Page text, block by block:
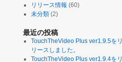
リリース情報 (60)
未分類(2)
最近の投稿
TouchTheVideo Plus ver1.9.5をリ
リースしました。
TouchTheVideo Plus ver1.9.4をリ